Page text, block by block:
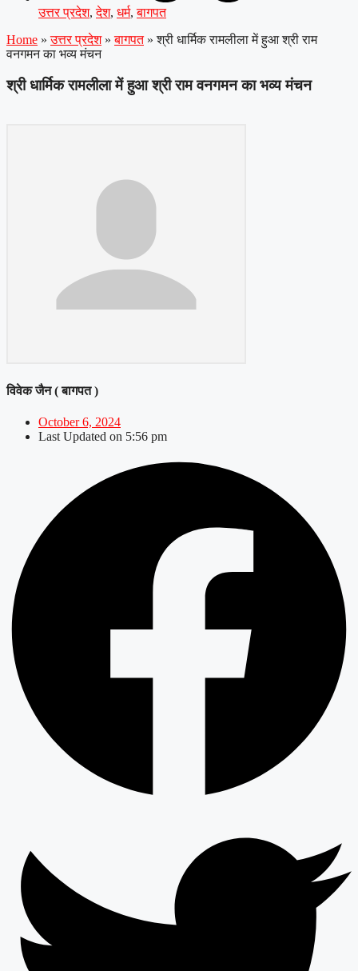
उत्तर प्रदेश,देश, धर्म,बागपत
Home » उत्तर प्रदेश » बागपत » श्री धार्मिक रामलीला में हुआ श्री राम
वनगमन का भव्य मंचन
श्री धार्मिक रामलीला में हुआ श्री राम वनगमन का भव्य मंचन
विवेक जैन ( बागपत )
October 6, 2024
Last Updated on 5:56 pm